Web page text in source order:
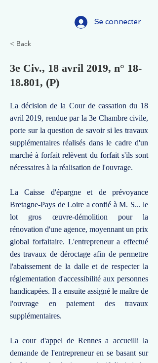
Se connecter
< Back
3e Civ., 18 avril 2019, n° 18-
18.801, (P)
La décision de la Cour de cassation du 18
avril 2019, rendue par la 3e Chambre civile,
porte sur la question de savoir si les travaux
supplémentaires réalisés dans le cadre d'un
marché à forfait relèvent du forfait s'ils sont
nécessaires à la réalisation de l'ouvrage.
La Caisse d'épargne et de prévoyance
Bretagne-Pays de Loire a confié à M. S... le
lot gros œuvre-démolition pour la
rénovation d'une agence, moyennant un prix
global forfaitaire. L'entrepreneur a effectué
des travaux de déroctage afin de permettre
l'abaissement de la dalle et de respecter la
réglementation d'accessibilité aux personnes
handicapées. Il a ensuite assigné le maître de
l'ouvrage en paiement des travaux
supplémentaires.
La cour d'appel de Rennes a accueilli la
demande de l'entrepreneur en se basant sur